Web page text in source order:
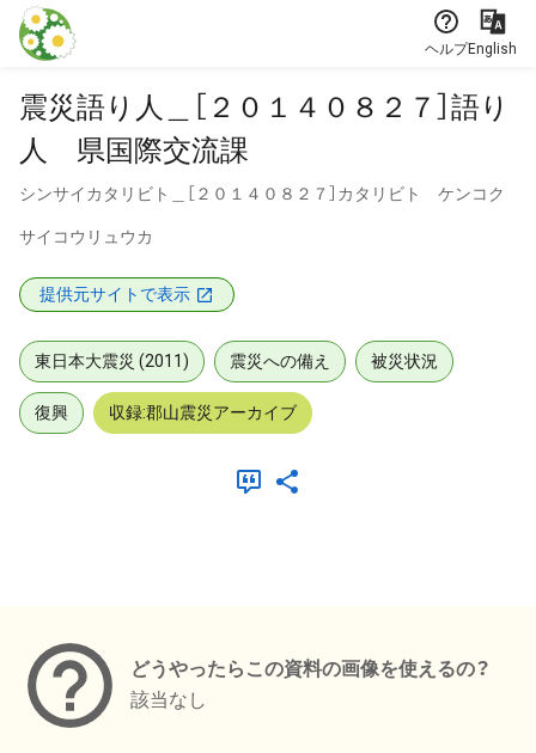
本文に飛ぶ
ヘルプEnglish
震災語り人＿［２０１４０８２７］語り
人 県国際交流課
シンサイカタリビト＿［２０１４０８２７］カタリビト ケンコク
サイコウリュウカ
提供元サイトで表示
東日本大震災 (2011) 震災への備え 被災状況
復興 収録:郡山震災アーカイブ
どうやったらこの資料の画像を使えるの？
該当なし